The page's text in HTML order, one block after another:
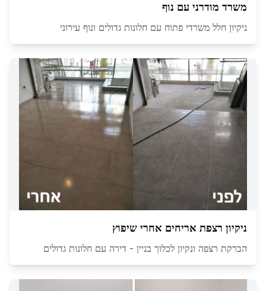
משרד מודרני עם נוף
ניקיון חלל משרדי פתוח עם חלונות גדולים ונוף עירוני
ניקיון רצפת אריחים אחרי שיפוץ
הברקת רצפה ונקיון לכלוך בניין - דירה עם חלונות גדולים